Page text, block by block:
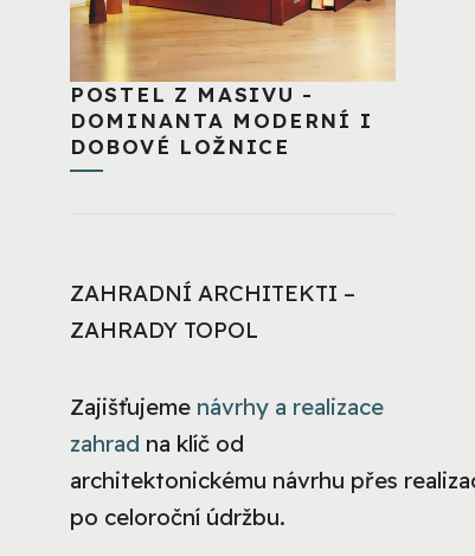
POSTEL Z MASIVU -
DOMINANTA MODERNÍ I
DOBOVÉ LOŽNICE
ZAHRADNÍ ARCHITEKTI –
ZAHRADY TOPOL
Zajišťujeme návrhy a realizace
zahrad na klíč od
architektonickému návrhu přes
po celoroční údržbu.